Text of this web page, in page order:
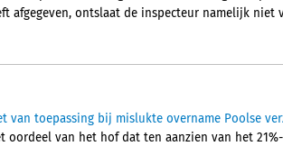
afgegeven, ontslaat de inspecteur namelijk niet
van toepassing bij mislukte overname Poolse
oordeel van het hof dat ten aanzien van het